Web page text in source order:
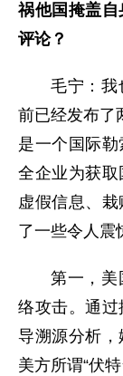
祸他国掩盖
评论？
毛宁：我
前已经发布了
是一个国际
全企业为获
虚假信息、
了一些令人震
第一，美
络攻击。通
导溯源分析
美方所谓“伏